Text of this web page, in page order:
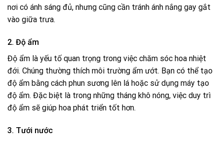
nơi có ánh sáng đủ, nhưng cũng cần tránh ánh nắng gay gắt
vào giữa trưa.
2. Độ ẩm
Độ ẩm là yếu tố quan trọng trong việc chăm sóc hoa nhiệt
đới. Chúng thường thích môi trường ẩm ướt. Bạn có thể tạo
độ ẩm bằng cách phun sương lên lá hoặc sử dụng máy tạo
độ ẩm. Đặc biệt là trong những tháng khô nóng, việc duy trì
độ ẩm sẽ giúp hoa phát triển tốt hơn.
3. Tưới nước